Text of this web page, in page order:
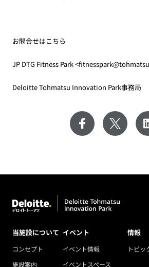
お問合せはこちら
JP DTG Fitness Park
Deloitte Tohmatsu Innovation Park事務局
当施設について
コンセプト
施設案内
イベント
イベント情報
イベントスペース
情報
トピッ